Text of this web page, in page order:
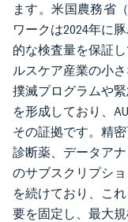
ます。米国農務省
ワークは2024年に
的な検査量を保証
ルスケア産業の小
撲滅プログラムや
を形成しており、
その証拠です。精
診断薬、データア
のサブスクリプシ
を続けており、こ
要を固定し、最大